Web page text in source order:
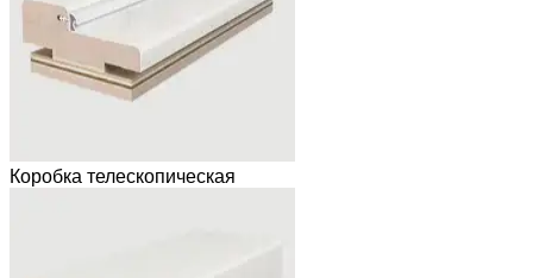
Коробка телескопическая